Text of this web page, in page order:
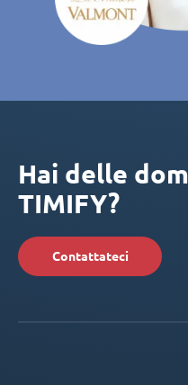
Hai delle
TIMIFY?
Contattateci